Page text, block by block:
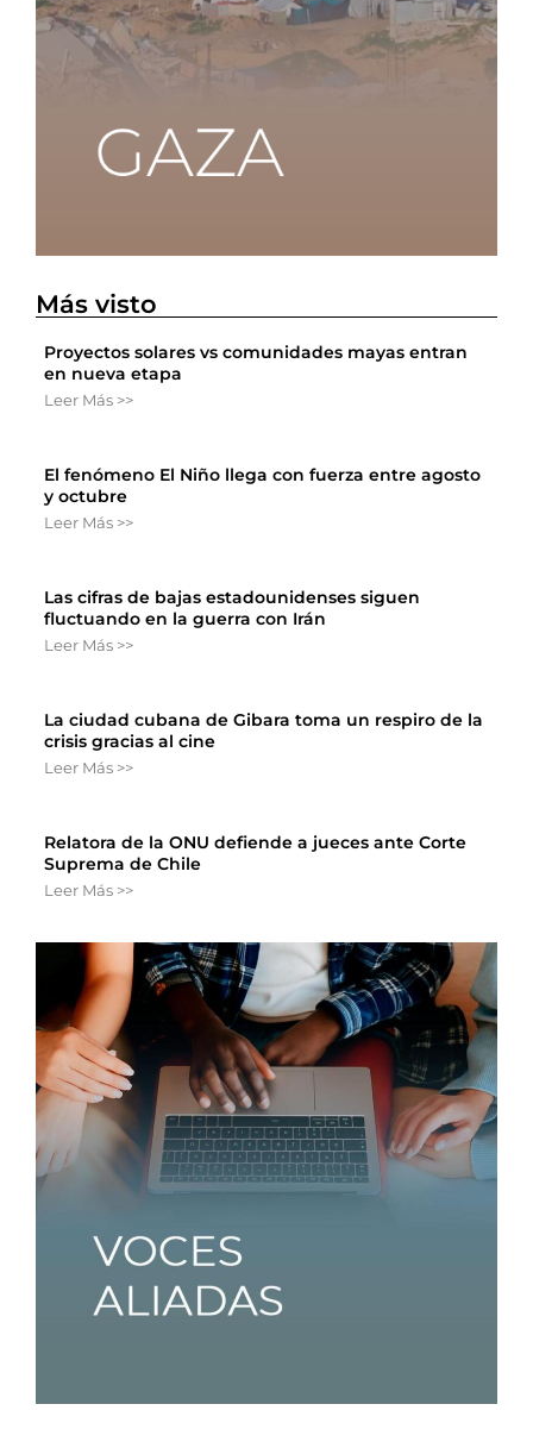
Más visto
Proyectos solares vs comunidades mayas entran
en nueva etapa
Leer Más >>
El fenómeno El Niño llega con fuerza entre agosto
y octubre
Leer Más >>
Las cifras de bajas estadounidenses siguen
fluctuando en la guerra con Irán
Leer Más >>
La ciudad cubana de Gibara toma un respiro de la
crisis gracias al cine
Leer Más >>
Relatora de la ONU defiende a jueces ante Corte
Suprema de Chile
Leer Más >>